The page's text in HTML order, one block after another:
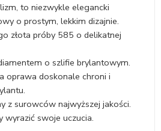
to niezwykle elegancki
o prostym, lekkim dizajnie.
złota próby 585 o delikatnej
o szlifie brylantowym.
oprawa doskonale chroni i
z surowców najwyższej jakości.
wyrazić swoje uczucia.